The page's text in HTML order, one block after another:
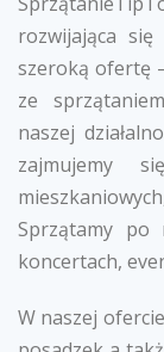
rozwijająca
szeroką ofertę
ze
naszej
zajmujemy
Sprzątamy po
koncertach,
W naszej